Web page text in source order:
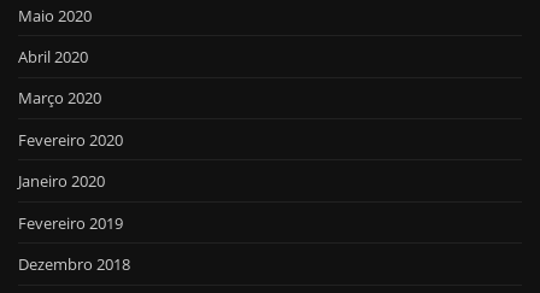
Maio 2020
Abril 2020
Março 2020
Fevereiro 2020
Janeiro 2020
Fevereiro 2019
Dezembro 2018